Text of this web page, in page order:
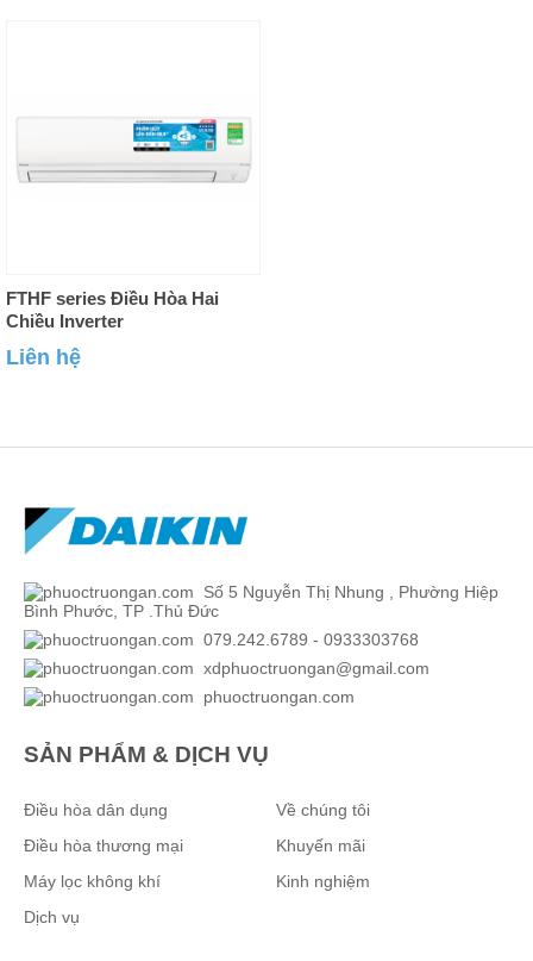
FTHF series Điều Hòa Hai
Chiều Inverter
Liên hệ
Số 5 Nguyễn Thị Nhung , Phường Hiệp
Bình Phước, TP .Thủ Đức
079.242.6789 - 0933303768
xdphuoctruongan@gmail.com
phuoctruongan.com
SẢN PHẨM & DỊCH VỤ
Điều hòa dân dụng
Điều hòa thương mại
Máy lọc không khí
Dịch vụ
Về chúng tôi
Khuyến mãi
Kinh nghiệm